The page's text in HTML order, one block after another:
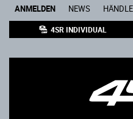
ANMELDEN NEWS
4SR INDIVIDUAL